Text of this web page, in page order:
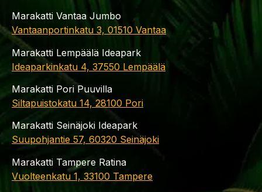
Marakatti Vantaa Jumbo
Vantaanportinkatu 3, 01510 Vantaa
Marakatti Lempäälä Ideapark
Ideaparkinkatu 4, 37550 Lempäälä
Marakatti Pori Puuvilla
Siltapuistokatu 14, 28100 Pori
Marakatti Seinäjoki Ideapark
Suupohjantie 57, 60320 Seinäjoki
Marakatti Tampere Ratina
Vuolteenkatu 1, 33100 Tampere